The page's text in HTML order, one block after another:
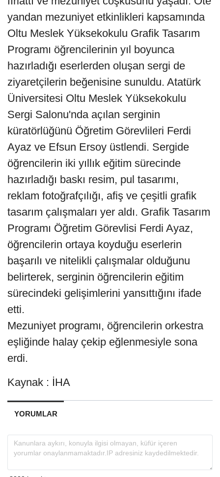
yandan mezuniyet etkinlikleri kapsamında
Oltu Meslek Yüksekokulu Grafik Tasarım
Programı öğrencilerinin yıl boyunca
hazırladığı eserlerden oluşan sergi de
ziyaretçilerin beğenisine sunuldu. Atatürk
Üniversitesi Oltu Meslek Yüksekokulu
Sergi Salonu'nda açılan serginin
küratörlüğünü Öğretim Görevlileri Ferdi
Ayaz ve Efsun Ersoy üstlendi. Sergide
öğrencilerin iki yıllık eğitim sürecinde
hazırladığı baskı resim, pul tasarımı,
reklam fotoğrafçılığı, afiş ve çeşitli grafik
tasarım çalışmaları yer aldı. Grafik Tasarım
Programı Öğretim Görevlisi Ferdi Ayaz,
öğrencilerin ortaya koyduğu eserlerin
başarılı ve nitelikli çalışmalar olduğunu
belirterek, serginin öğrencilerin eğitim
sürecindeki gelişimlerini yansıttığını ifade
etti.
Mezuniyet programı, öğrencilerin orkestra
eşliğinde halay çekip eğlenmesiyle sona
erdi.
Kaynak : İHA
YORUMLAR